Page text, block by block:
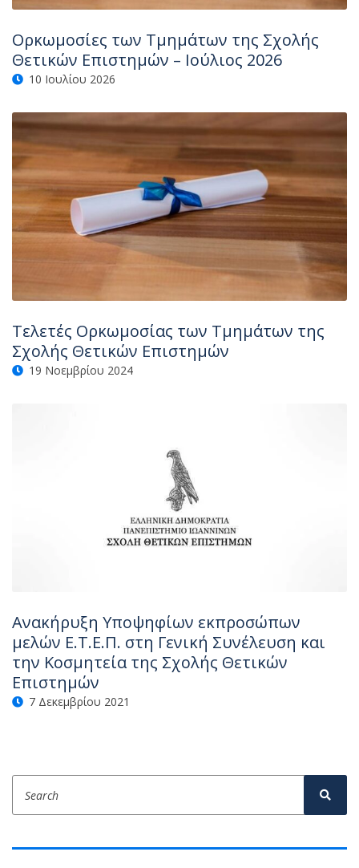
Ορκωμοσίες των Τμημάτων της Σχολής
Θετικών Επιστημών – Ιούλιος 2026
10 Ιουλίου 2026
Τελετές Ορκωμοσίας των Τμημάτων της
Σχολής Θετικών Επιστημών
19 Νοεμβρίου 2024
Ανακήρυξη Υποψηφίων εκπροσώπων
μελών Ε.Τ.Ε.Π. στη Γενική Συνέλευση και
την Κοσμητεία της Σχολής Θετικών
Επιστημών
7 Δεκεμβρίου 2021
Search
for: